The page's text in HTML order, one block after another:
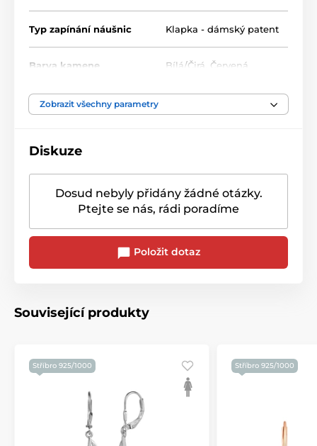
Typ zapínání náušnic Klapka - dámský patent
Barva kamene Bílá/Čirá Červená
Zobrazit všechny parametry
Diskuze
Dosud nebyly přidány žádné otázky.
Ptejte se nás, rádi poradíme
Položit dotaz
Související produkty
Stříbro 925/1000 Stříbro 925/1000